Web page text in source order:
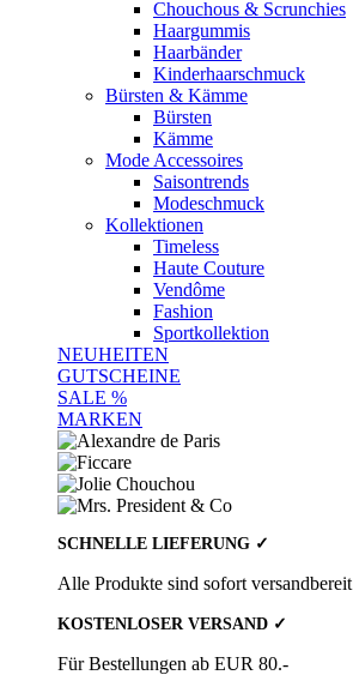
Chouchous & Scrunchies
Haargummis
Haarbänder
Kinderhaarschmuck
Bürsten & Kämme
Bürsten
Kämme
Mode Accessoires
Saisontrends
Modeschmuck
Kollektionen
Timeless
Haute Couture
Vendôme
Fashion
Sportkollektion
NEUHEITEN
GUTSCHEINE
SALE %
MARKEN
SCHNELLE LIEFERUNG ✓
Alle Produkte sind sofort versandbereit
KOSTENLOSER VERSAND ✓
Für Bestellungen ab EUR 80.-